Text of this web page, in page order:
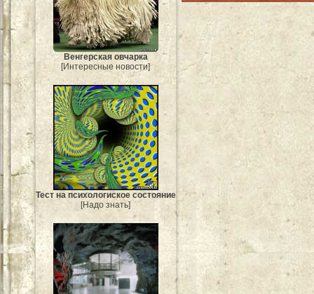
Венгерская овчарка
[Интересные новости]
Тест на психологиское состояние
[Надо знать]